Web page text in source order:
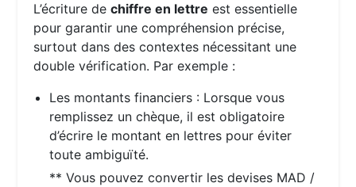
L’écriture dechiffre en lettre est essentielle
pour garantir une compréhension précise,
surtout dans des contextes nécessitant une
double vérification. Par exemple :
Les montants financiers : Lorsque vous
remplissez un chèque, il est obligatoire
d’écrire le montant en lettres pour éviter
toute ambiguïté.
** Vous pouvez convertir les devises MAD /